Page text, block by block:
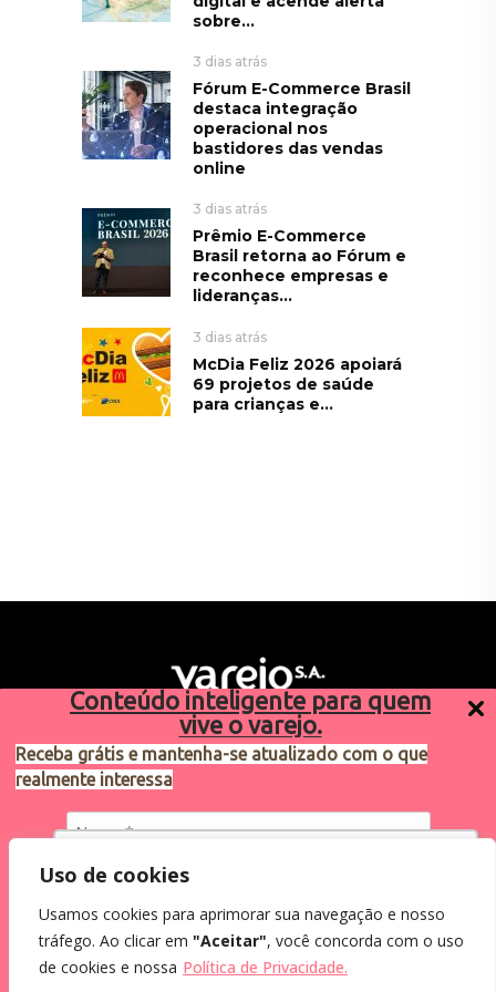
Conteúdo inteligente para quem
vive o varejo.
Receba grátis e mantenha-se atualizado com o que
realmente interessa
Eu concordo em receber comunicações.
Ao informar meus dados, eu concordo com a
Utilizamos cookies para oferecer melhor
como você interage em nosso site e
personalizar conteúdo.
Uso de cookies
Usamos cookies para aprimorar sua navegação e nosso
tráfego. Ao clicar em "Aceitar", você concorda com o uso
de cookies e nossa Política de Privacidade.
sobre...
3 dias atrás
Fórum E-Commerce Brasil
destaca integração
operacional nos
bastidores das vendas
online
3 dias atrás
Prêmio E-Commerce
Brasil retorna ao Fórum e
reconhece empresas e
lideranças...
3 dias atrás
McDia Feliz 2026 apoiará
69 projetos de saúde
para crianças e...
Sugestões de pauta
varejosa@cndl.org.br
2024®. Todos os direitos reservados.